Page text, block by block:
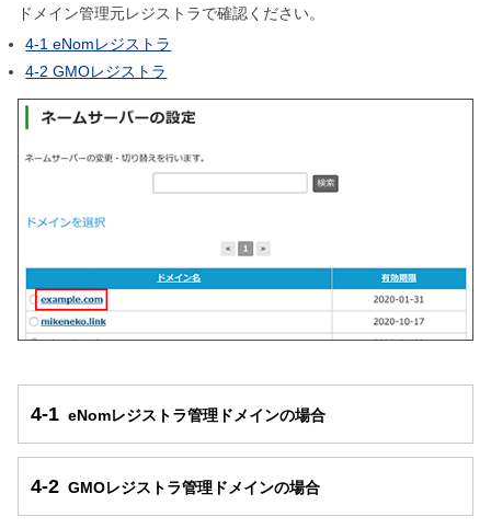
ドメイン管理元レジストラで確認ください。
4-1 eNomレジストラ
4-2 GMOレジストラ
4-1 eNomレジストラ管理ドメインの場合
4-2 GMOレジストラ管理ドメインの場合